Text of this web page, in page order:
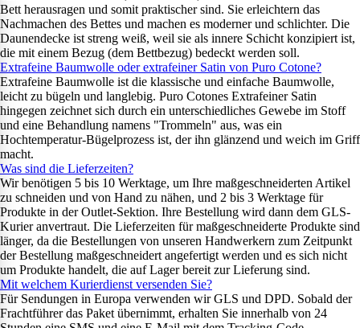
Bett herausragen und somit praktischer sind. Sie erleichtern das
Nachmachen des Bettes und machen es moderner und schlichter. Die
Daunendecke ist streng weiß, weil sie als innere Schicht konzipiert ist,
die mit einem Bezug (dem Bettbezug) bedeckt werden soll.
Extrafeine Baumwolle oder extrafeiner Satin von Puro Cotone?
Extrafeine Baumwolle ist die klassische und einfache Baumwolle,
leicht zu bügeln und langlebig. Puro Cotones Extrafeiner Satin
hingegen zeichnet sich durch ein unterschiedliches Gewebe im Stoff
und eine Behandlung namens "Trommeln" aus, was ein
Hochtemperatur-Bügelprozess ist, der ihn glänzend und weich im Griff
macht.
Was sind die Lieferzeiten?
Wir benötigen 5 bis 10 Werktage, um Ihre maßgeschneiderten Artikel
zu schneiden und von Hand zu nähen, und 2 bis 3 Werktage für
Produkte in der Outlet-Sektion. Ihre Bestellung wird dann dem GLS-
Kurier anvertraut. Die Lieferzeiten für maßgeschneiderte Produkte sind
länger, da die Bestellungen von unseren Handwerkern zum Zeitpunkt
der Bestellung maßgeschneidert angefertigt werden und es sich nicht
um Produkte handelt, die auf Lager bereit zur Lieferung sind.
Mit welchem Kurierdienst versenden Sie?
Für Sendungen in Europa verwenden wir GLS und DPD. Sobald der
Frachtführer das Paket übernimmt, erhalten Sie innerhalb von 24